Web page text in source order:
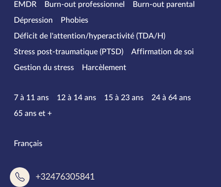
EMDR
Burn-out professionnel
Burn-out parental
Dépression
Phobies
Déficit de l'attention/hyperactivité (TDA/H)
Stress post-traumatique (PTSD)
Affirmation de soi
Gestion du stress
Harcèlement
Tranches d’âge
7 à 11 ans 12 à 14 ans 15 à 23 ans
24 à 64 ans
65 ans et +
Langues parlées
Français
+32476305841